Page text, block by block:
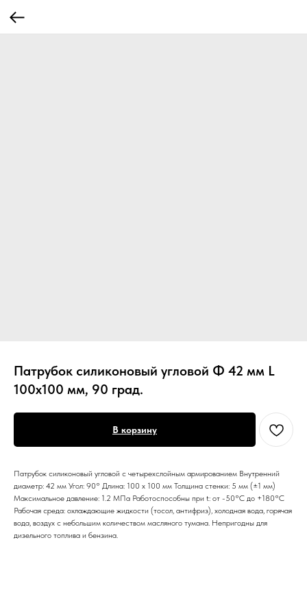
Патрубок силиконовый угловой Ф 42 мм L
100х100 мм, 90 град.
В корзину
Патрубок силиконовый угловой с четырехслойным армированием Внутренний
диаметр: 42 мм Угол: 90° Длина: 100 х 100 мм Толщина стенки: 5 мм (±1 мм)
Максимальное давление: 1.2 МПа Работоспособны при t: от -50°С до +180°С
Рабочая среда: охлаждающие жидкости (тосол, антифриз), холодная вода, горячая
вода, воздух с небольшим количеством масляного тумана. Непригодны для
дизельного топлива и бензина.